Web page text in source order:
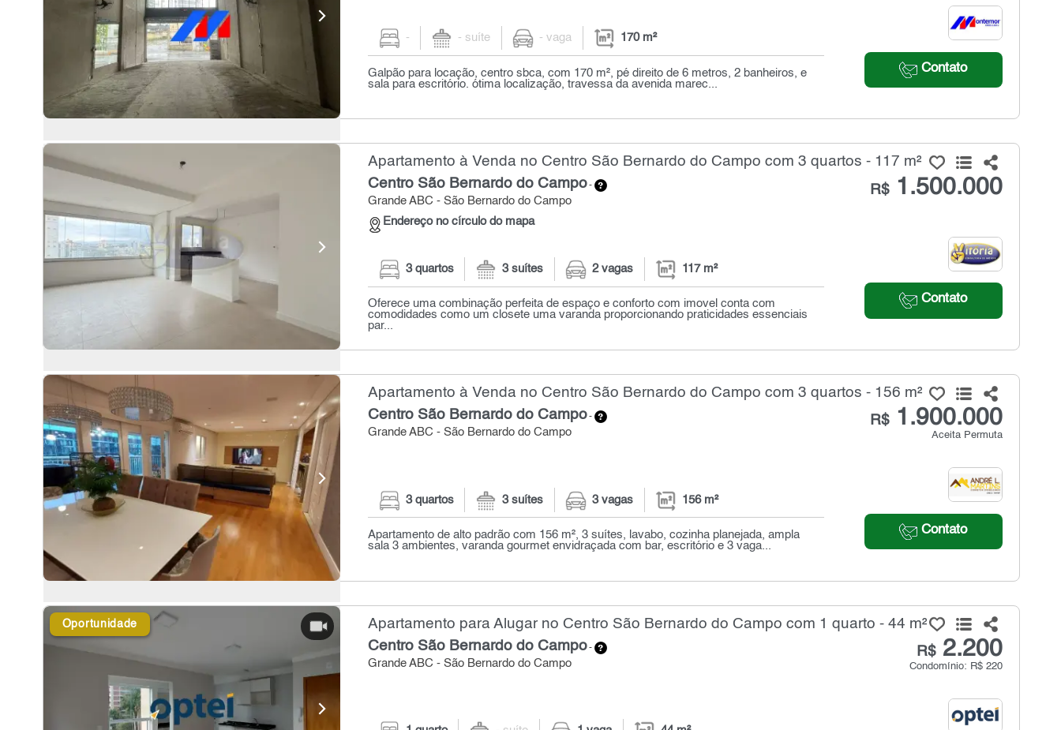
Contato
- - suíte - vaga 170 m²
Galpão para locação, centro sbca, com 170 m², pé direito de 6 metros, 2 banheiros, e
sala para escritório. ótima localização, travessa da avenida marec...
Apartamento à Venda no Centro São Bernardo do Campo com 3 quartos - 117 m²
Centro São Bernardo do Campo-
Grande ABC - São Bernardo do Campo
Endereço no círculo do mapa
R$1.500.000
Contato
3 quartos 3 suítes 2 vagas 117 m²
Oferece uma combinação perfeita de espaço e conforto com imovel conta com
comodidades como um closete uma varanda proporcionando praticidades essenciais
par...
Apartamento à Venda no Centro São Bernardo do Campo com 3 quartos - 156 m²
Centro São Bernardo do Campo-
Grande ABC - São Bernardo do Campo
R$1.900.000
Aceita Permuta
Contato
3 quartos 3 suítes 3 vagas 156 m²
Apartamento de alto padrão com 156 m², 3 suítes, lavabo, cozinha planejada, ampla
sala 3 ambientes, varanda gourmet envidraçada com bar, escritório e 3 vaga...
Oportunidade Apartamento para Alugar no Centro São Bernardo do Campo com 1 quarto - 44 m²
Centro São Bernardo do Campo-
Grande ABC - São Bernardo do Campo
R$2.200
Condomínio: R$ 220